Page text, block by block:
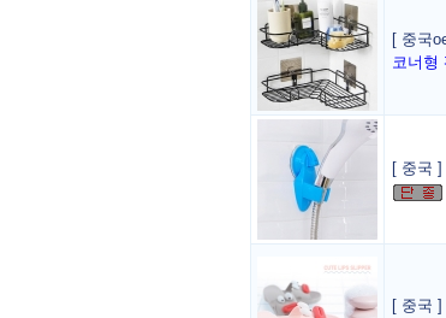
[ 중국
코너형
[ 중국 ]
[ 중국 ]